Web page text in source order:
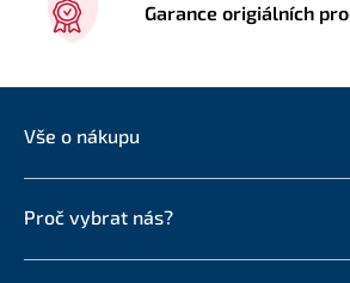
Garance origiálních
Vše o nákupu
Proč vybrat nás?